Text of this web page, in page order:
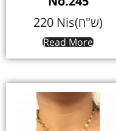
220
Nis(ש"ח)
Read More